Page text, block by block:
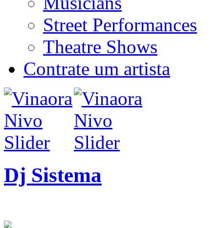
Street Performances
Theatre Shows
Contrate um artista
Dj Sistema